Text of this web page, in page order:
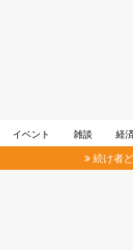
イベント 雑談 経
続け者